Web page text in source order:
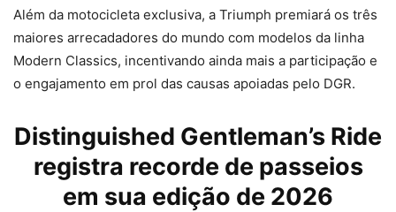
Além da motocicleta exclusiva, a Triumph premiará os três
maiores arrecadadores do mundo com modelos da linha
Modern Classics, incentivando ainda mais a participação e
o engajamento em prol das causas apoiadas pelo DGR.
Distinguished Gentleman’s Ride
registra recorde de passeios
em sua edição de 2026